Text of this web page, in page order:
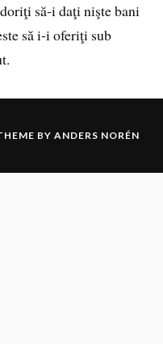
să‑i daţi nişte bani
să i‑i oferiţi sub
BY ANDERS NORÉN